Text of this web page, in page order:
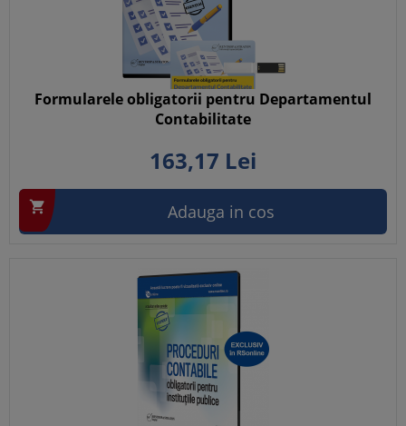
Formularele obligatorii pentru Departamentul
Contabilitate
163,17 Lei
 Adauga in cos